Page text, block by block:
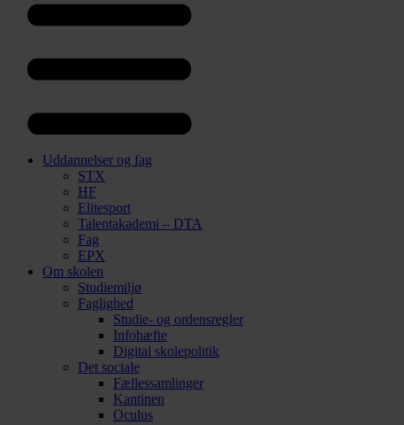
Uddannelser og fag
STX
HF
Elitesport
Talentakademi – DTA
Fag
EPX
Om skolen
Studiemiljø
Faglighed
Studie- og ordensregler
Infohæfte
Digital skolepolitik
Det sociale
Fællessamlinger
Kantinen
Oculus